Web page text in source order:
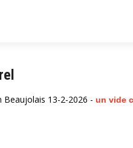
Beaujolais 13-2-2026 - un vide